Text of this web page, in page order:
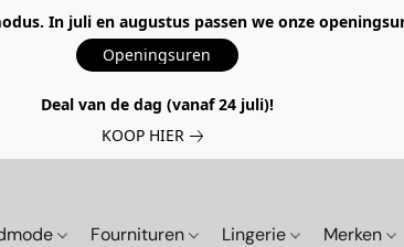
In juli en augustus passen we onze
Openingsuren
Deal van de dag (vanaf 24 juli)!
KOOP HIER
Fournituren Lingerie Merken